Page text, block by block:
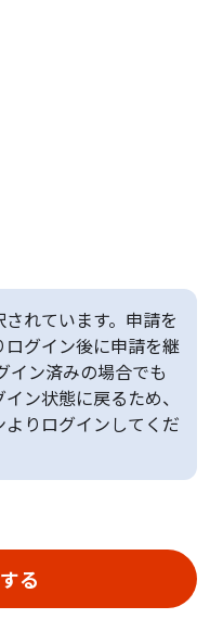
れています。申請を
グイン後に申請を継
イン済みの場合でも
ン状態に戻るため、
りログインしてくだ